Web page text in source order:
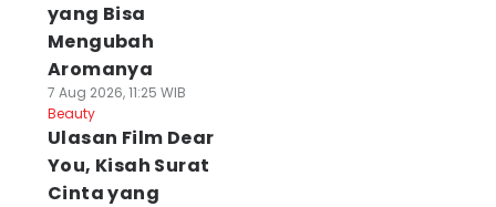
yang Bisa
Mengubah
Aromanya
7 Aug 2026, 11:25 WIB
Beauty
Ulasan Film Dear
You, Kisah Surat
Cinta yang